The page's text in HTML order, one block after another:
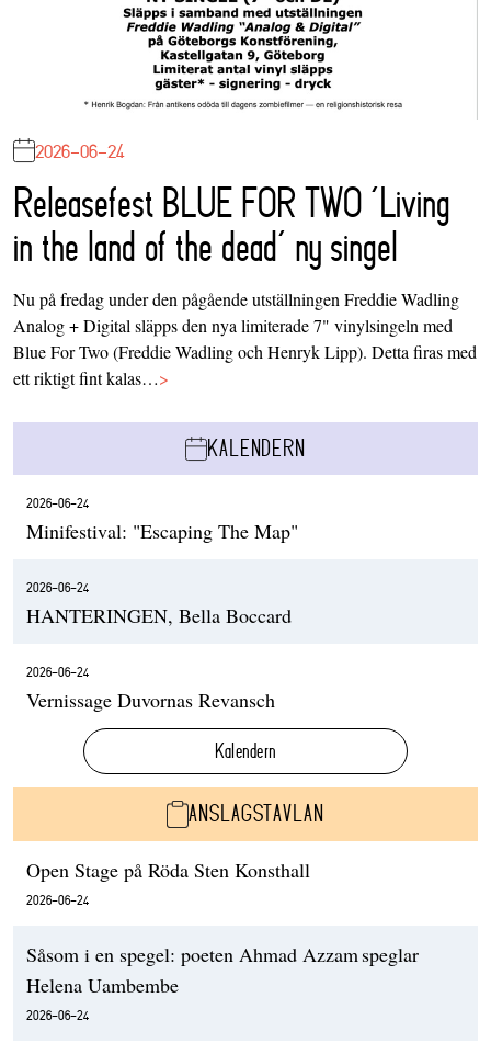
2026-06-24
Releasefest BLUE FOR TWO ‘Living
in the land of the dead’ ny singel
Nu på fredag under den pågående utställningen Freddie Wadling
Analog + Digital släpps den nya limiterade 7" vinylsingeln med
Blue For Two (Freddie Wadling och Henryk Lipp). Detta firas med
ett riktigt fint kalas…>
KALENDERN
2026-06-24
Minifestival: "Escaping The Map"
2026-06-24
HANTERINGEN, Bella Boccard
2026-06-24
Vernissage Duvornas Revansch
Kalendern
ANSLAGSTAVLAN
Open Stage på Röda Sten Konsthall
2026-06-24
Såsom i en spegel: poeten Ahmad Azzam speglar
Helena Uambembe
2026-06-24